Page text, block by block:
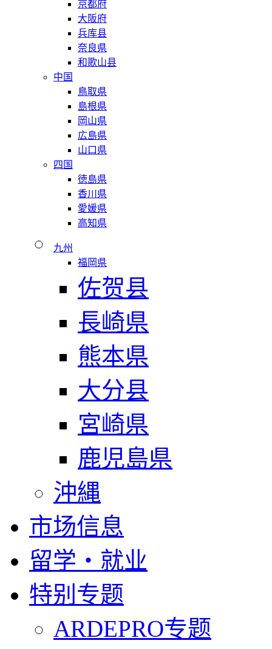
京都府
大阪府
兵库县
奈良県
和歌山县
中国
鳥取県
島根県
岡山県
広島県
山口県
四国
徳島県
香川県
愛媛県
高知県
九州
福岡県
佐贺县
長崎県
熊本県
大分县
宮崎県
鹿児島県
沖縄
市场信息
留学・就业
特别专题
ARDEPRO专题